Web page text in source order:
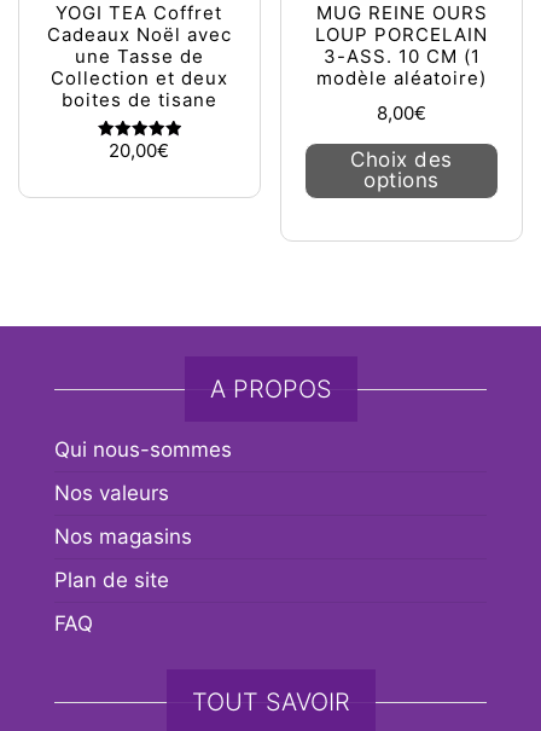
YOGI TEA Coffret
Cadeaux Noël avec
une Tasse de
Collection et deux
boites de tisane
Note
5.00
20,00€
MUG REINE OURS
LOUP PORCELAIN
3-ASS. 10 CM (1
modèle aléatoire)
8,00€
Choix des
options
A PROPOS
Qui nous-sommes
Nos valeurs
Nos magasins
Plan de site
FAQ
TOUT SAVOIR